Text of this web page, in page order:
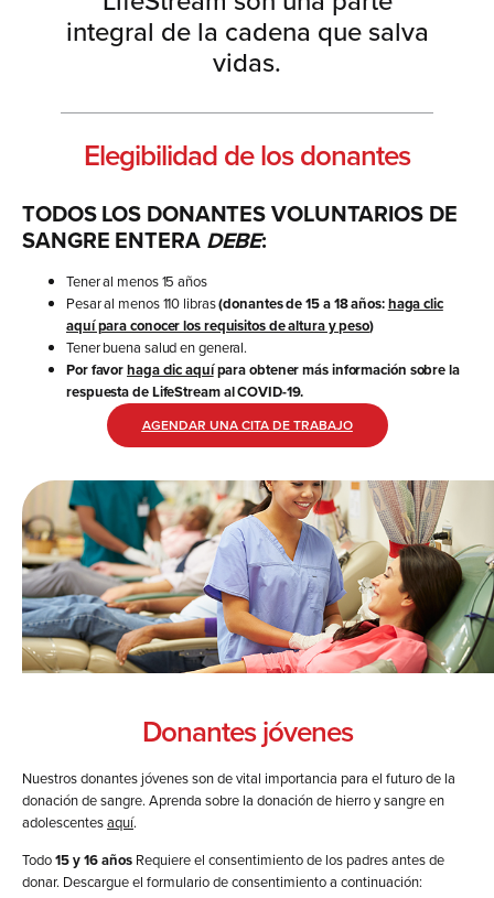
integral de la cadena que salva
vidas.
Elegibilidad de los donantes
TODOS LOS DONANTES VOLUNTARIOS DE
SANGRE ENTERA DEBE:
Tener al menos 15 años
Pesar al menos 110 libras(donantes de 15 a 18 años:haga clic
aquí para conocer los requisitos de altura y peso)
Tener buena salud en general.
Por favorhaga clic aquípara obtener más información sobre la
respuesta de LifeStream al COVID-19.
AGENDAR UNA CITA DE TRABAJO
Donantes jóvenes
Nuestros donantes jóvenes son de vital importancia para el futuro de la
donación de sangre. Aprenda sobre la donación de hierro y sangre en
adolescentesaquí.
Todo15 y 16 años Requiere el consentimiento de los padres antes de
donar. Descargue el formulario de consentimiento a continuación: